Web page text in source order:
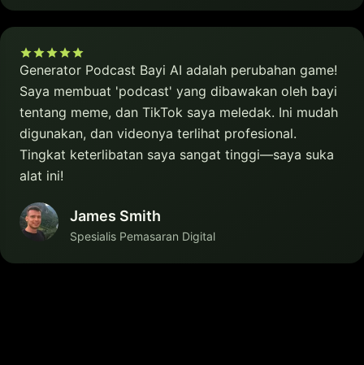
Generator Podcast Bayi AI adalah perubahan game!
Saya membuat 'podcast' yang dibawakan oleh bayi
tentang meme, dan TikTok saya meledak. Ini mudah
digunakan, dan videonya terlihat profesional.
Tingkat keterlibatan saya sangat tinggi—saya suka
alat ini!
James Smith
Spesialis Pemasaran Digital